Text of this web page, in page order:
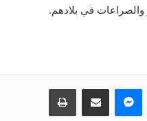
والصراعات في بلادهم.
ماسنجر مشاركة عبر البريد طباعة